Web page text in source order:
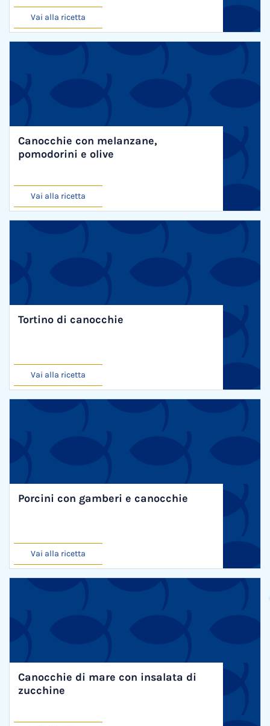
Vai alla ricetta
Canocchie con melanzane,
pomodorini e olive
Vai alla ricetta
Tortino di canocchie
Vai alla ricetta
Porcini con gamberi e canocchie
Vai alla ricetta
Canocchie di mare con insalata di
zucchine